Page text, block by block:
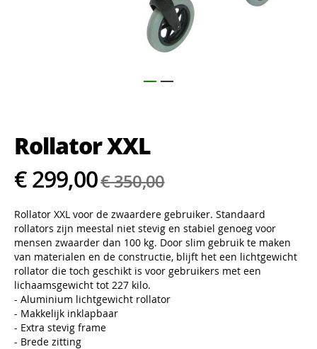
begin
van
de
afbeeldingen-
Rollator XXL
€ 299,00€ 350,00
Rollator XXL voor de zwaardere gebruiker. Standaard
rollators zijn meestal niet stevig en stabiel genoeg voor
mensen zwaarder dan 100 kg. Door slim gebruik te maken
van materialen en de constructie, blijft het een lichtgewicht
rollator die toch geschikt is voor gebruikers met een
lichaamsgewicht tot 227 kilo.
- Aluminium lichtgewicht rollator
- Makkelijk inklapbaar
- Extra stevig frame
- Brede zitting